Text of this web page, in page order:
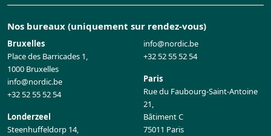
Nos bureaux (uniquement sur rendez-vous)
Bruxelles
Place des Barricades 1,
1000 Bruxelles
info@nordic.be
+32 52 55 52 54
Londerzeel
Steenhuffeldorp 14,
info@nordic.be
+32 52 55 52 54
Paris
Rue du Faubourg-Saint-Antoine
21,
Bâtiment C
75011 Paris